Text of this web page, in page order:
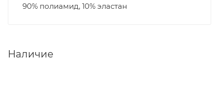
90% полиамид, 10% эластан
Наличие